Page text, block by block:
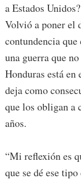
a Estados
Volvió a poner el
contundencia
una guerra que
Honduras está en
deja como
que los obligan a
años.
“Mi reflexión es
que se dé ese